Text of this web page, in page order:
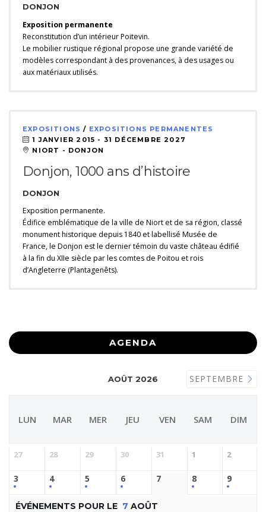
DONJON
Exposition permanente
Reconstitution d’un intérieur Poitevin.
Le mobilier rustique régional propose une grande variété de
modèles correspondant à des provenances, à des usages ou
aux matériaux utilisés.
EXPOSITIONS / EXPOSITIONS PERMANENTES
1 JANVIER 2015 - 31 DÉCEMBRE 2027
NIORT - DONJON
Donjon, 1000 ans d’histoire
DONJON
Exposition permanente.
Édifice emblématique de la ville de Niort et de sa région, classé
monument historique depuis 1840 et labellisé Musée de
France, le Donjon est le dernier témoin du vaste château édifié
à la fin du XIIe siècle par les comtes de Poitou et rois
d’Angleterre (Plantagenêts).
AGENDA
AOÛT 2026 SEPTEMBRE
LUN MAR MER JEU VEN SAM DIM
27 28 29 30 31 1 2
3 4 5 6 7 8 9
ÉVÉNEMENTS POUR LE 7 AOÛT